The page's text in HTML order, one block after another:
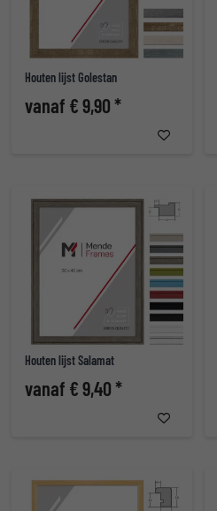
Houten lijst Golestan
vanaf € 9,90 *
Houten lijst Salamat
vanaf € 9,40 *